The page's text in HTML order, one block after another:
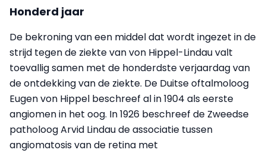
Honderd jaar
De bekroning van een middel dat wordt ingezet in de
strijd tegen de ziekte van von Hippel-Lindau valt
toevallig samen met de honderdste verjaardag van
de ontdekking van de ziekte. De Duitse oftalmoloog
Eugen von Hippel beschreef al in 1904 als eerste
angiomen in het oog. In 1926 beschreef de Zweedse
patholoog Arvid Lindau de associatie tussen
angiomatosis van de retina met